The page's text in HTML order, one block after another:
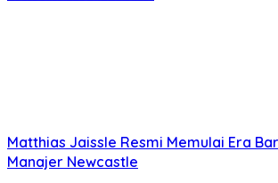
Matthias Jaissle Resmi Memulai Era
Manajer Newcastle